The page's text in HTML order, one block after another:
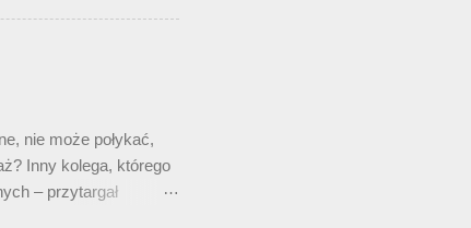
może by
Zaległe a
samemu sobie), o
nie może połykać,
Inny kolega, którego
– przytargał